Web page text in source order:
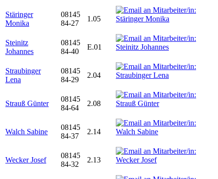
Stäringer
Monika
08145
84-27
1.05
Steinitz
Johannes
08145
84-40
E.01
Straubinger
Lena
08145
84-29
2.04
Strauß Günter
08145
84-64
2.08
Walch Sabine
08145
84-37
2.14
Wecker Josef
08145
84-32
2.13